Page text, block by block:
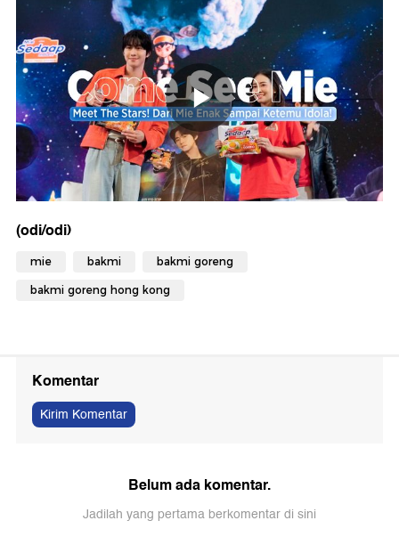
(odi/odi)
mie bakmi bakmi goreng
bakmi goreng hong kong
Komentar
Kirim Komentar
Belum ada komentar.
Jadilah yang pertama berkomentar di sini